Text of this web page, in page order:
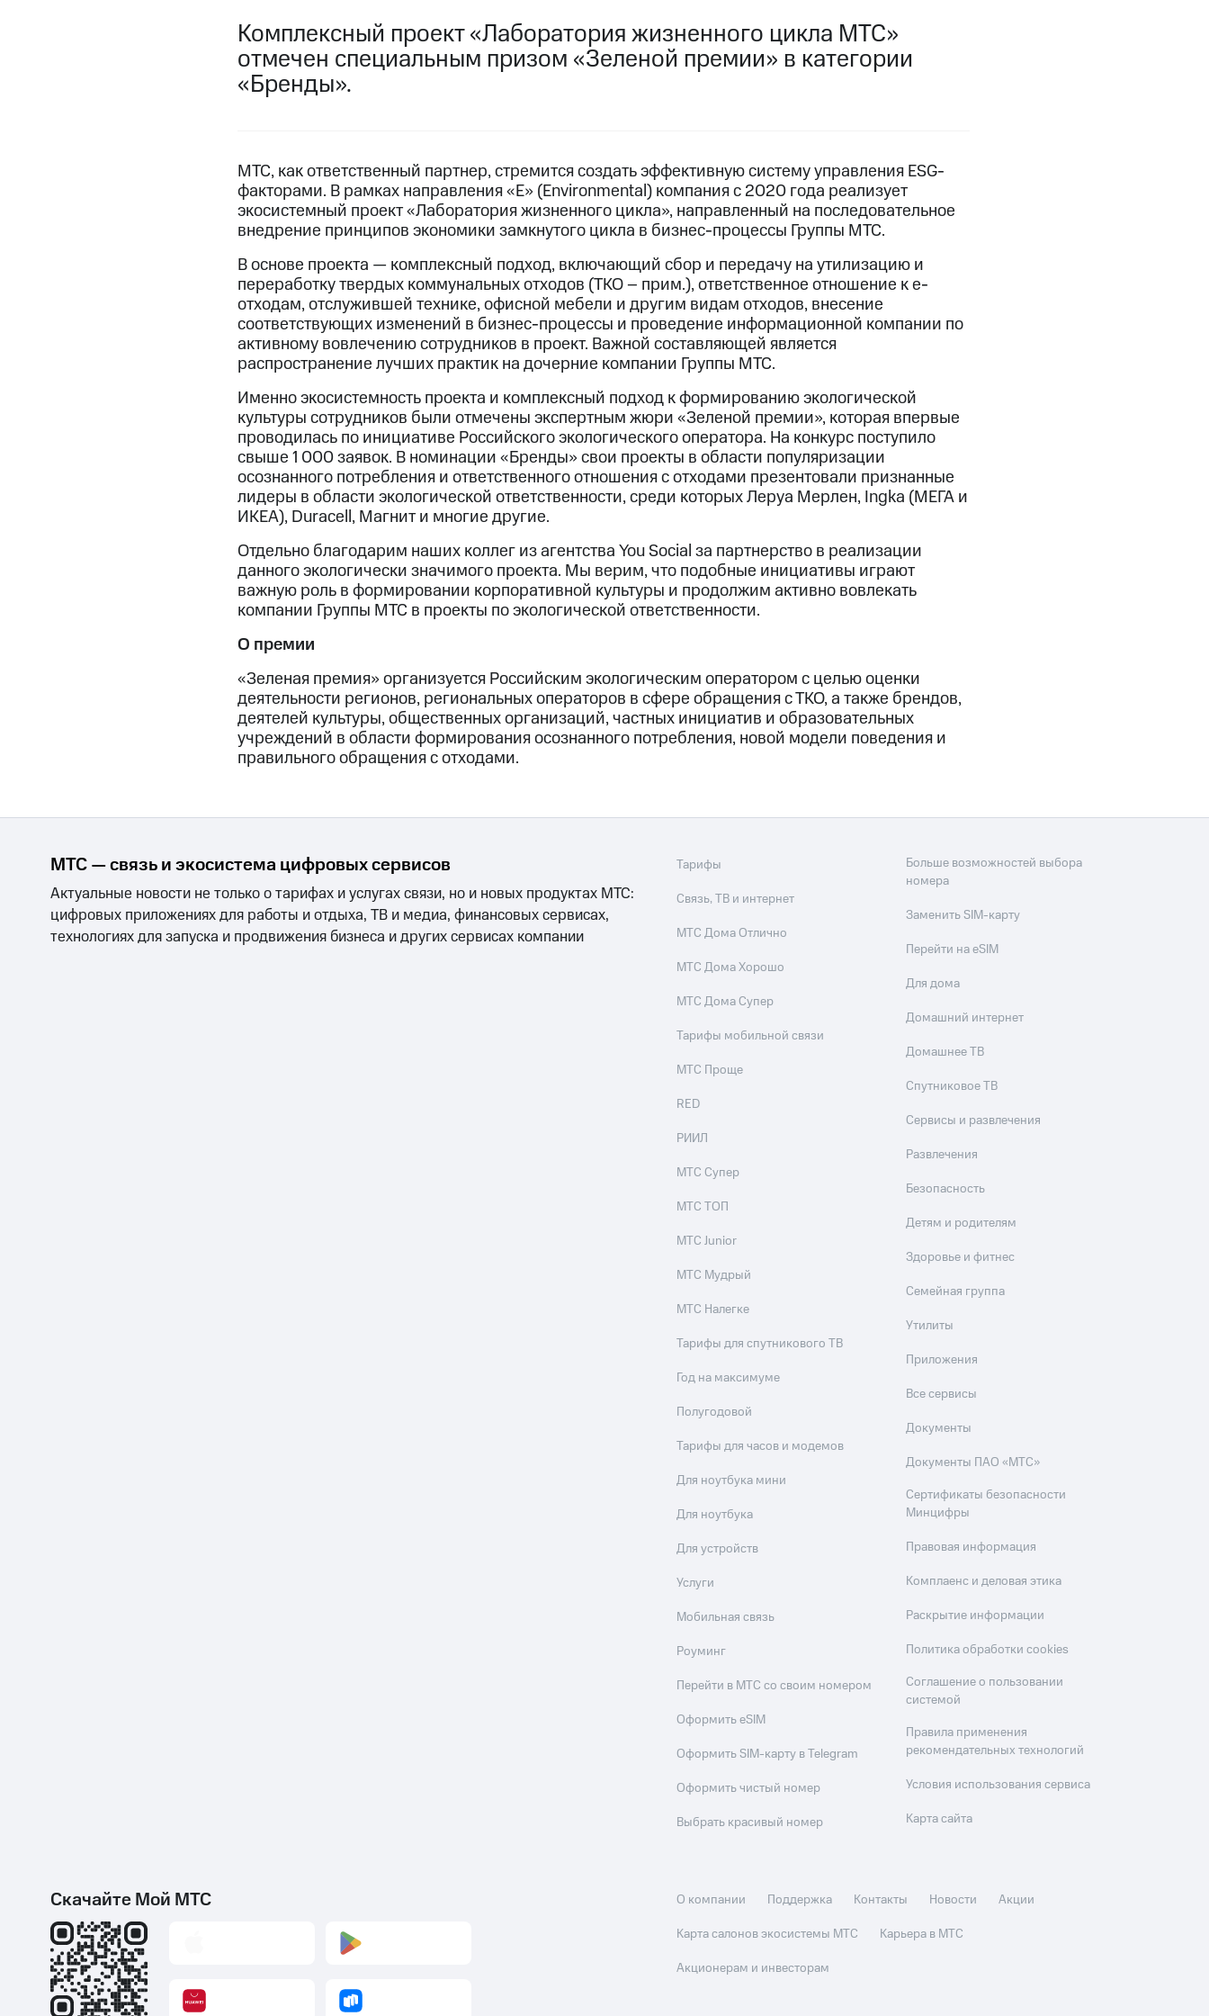
Комплексный проект «Лаборатория жизненного цикла МТС»
отмечен специальным призом «Зеленой премии» в категории
«Бренды».
МТС, как ответственный партнер, стремится создать эффективную систему управления ESG-
факторами. В рамках направления «Е» (Environmental) компания с 2020 года реализует
экосистемный проект «Лаборатория жизненного цикла», направленный на последовательное
внедрение принципов экономики замкнутого цикла в бизнес-процессы Группы МТС.
В основе проекта — комплексный подход, включающий сбор и передачу на утилизацию и
переработку твердых коммунальных отходов (ТКО – прим.), ответственное отношение к e-
отходам, отслужившей технике, офисной мебели и другим видам отходов, внесение
соответствующих изменений в бизнес-процессы и проведение информационной компании по
активному вовлечению сотрудников в проект. Важной составляющей является
распространение лучших практик на дочерние компании Группы МТС.
Именно экосистемность проекта и комплексный подход к формированию экологической
культуры сотрудников были отмечены экспертным жюри «Зеленой премии», которая впервые
проводилась по инициативе Российского экологического оператора. На конкурс поступило
свыше 1 000 заявок. В номинации «Бренды» свои проекты в области популяризации
осознанного потребления и ответственного отношения с отходами презентовали признанные
лидеры в области экологической ответственности, среди которых Леруа Мерлен, Ingka (МЕГА и
ИКЕА), Duracell, Магнит и многие другие.
Отдельно благодарим наших коллег из агентства You Social за партнерство в реализации
данного экологически значимого проекта. Мы верим, что подобные инициативы играют
важную роль в формировании корпоративной культуры и продолжим активно вовлекать
компании Группы МТС в проекты по экологической ответственности.
О премии
«Зеленая премия» организуется Российским экологическим оператором с целью оценки
деятельности регионов, региональных операторов в сфере обращения с ТКО, а также брендов,
деятелей культуры, общественных организаций, частных инициатив и образовательных
учреждений в области формирования осознанного потребления, новой модели поведения и
правильного обращения с отходами.
МТС — связь и экосистема цифровых сервисов
Актуальные новости не только о тарифах и услугах связи, но и новых продуктах МТС:
цифровых приложениях для работы и отдыха, ТВ и медиа, финансовых сервисах,
технологиях для запуска и продвижения бизнеса и других сервисах компании
Тарифы
Связь, ТВ и интернет
МТС Дома Отлично
МТС Дома Хорошо
МТС Дома Супер
Тарифы мобильной связи
МТС Проще
RED
РИИЛ
МТС Супер
МТС ТОП
МТС Junior
МТС Мудрый
МТС Налегке
Тарифы для спутникового ТВ
Год на максимуме
Полугодовой
Тарифы для часов и модемов
Для ноутбука мини
Для ноутбука
Для устройств
Услуги
Мобильная связь
Роуминг
Перейти в МТС со своим номером
Оформить eSIM
Оформить SIM-карту в Telegram
Оформить чистый номер
Выбрать красивый номер
Больше возможностей выбора
номера
Заменить SIM-карту
Перейти на eSIM
Для дома
Домашний интернет
Домашнее ТВ
Спутниковое ТВ
Сервисы и развлечения
Развлечения
Безопасность
Детям и родителям
Здоровье и фитнес
Семейная группа
Утилиты
Приложения
Все сервисы
Документы
Документы ПАО «МТС»
Сертификаты безопасности
Минцифры
Правовая информация
Комплаенс и деловая этика
Раскрытие информации
Политика обработки cookies
Соглашение о пользовании
системой
Правила применения
рекомендательных технологий
Условия использования сервиса
Карта сайта
Скачайте Мой МТС О компании Поддержка Контакты Новости
Акции
Карта салонов экосистемы МТС
Карьера в МТС
Акционерам и инвесторам